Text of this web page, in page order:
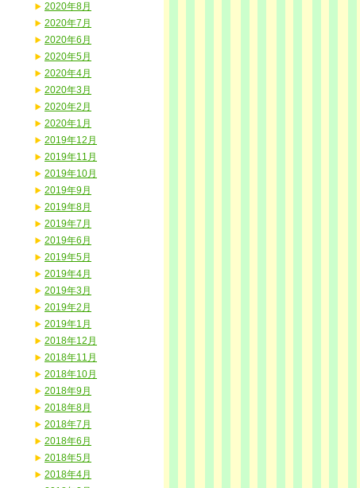
2020年8月
2020年7月
2020年6月
2020年5月
2020年4月
2020年3月
2020年2月
2020年1月
2019年12月
2019年11月
2019年10月
2019年9月
2019年8月
2019年7月
2019年6月
2019年5月
2019年4月
2019年3月
2019年2月
2019年1月
2018年12月
2018年11月
2018年10月
2018年9月
2018年8月
2018年7月
2018年6月
2018年5月
2018年4月